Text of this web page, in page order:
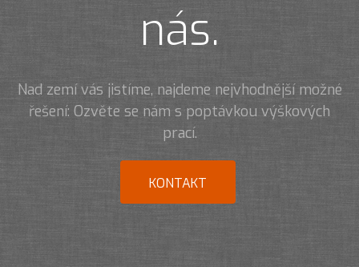
nás.
Nad zemí vás jistíme, najdeme nejvhodnější možné
řešení: Ozvěte se nám s poptávkou výškových
prací.
KONTAKT